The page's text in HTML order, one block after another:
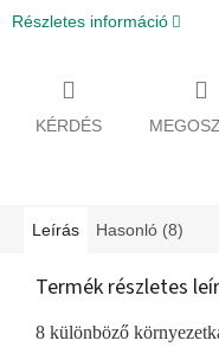
Részletes információ
KÉRDÉS
Leírás Hasonló (8)
Termék részletes
8 különböző